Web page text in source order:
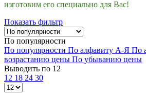
изготовим его специально для Вас!
Показать фильтр
По популярности
По популярности По алфавиту А-Я По
возрастанию цены По убыванию цены
Выводить по 12
12 18 24 30